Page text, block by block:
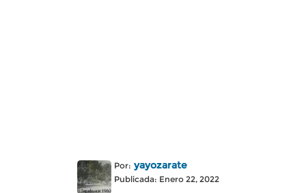
Por: yayozarate
Publicada: Enero 22, 2022